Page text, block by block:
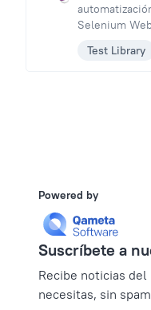
Selenium
Test Library
Powered by
Suscríbete a
Recibe noticias
necesitas, sin